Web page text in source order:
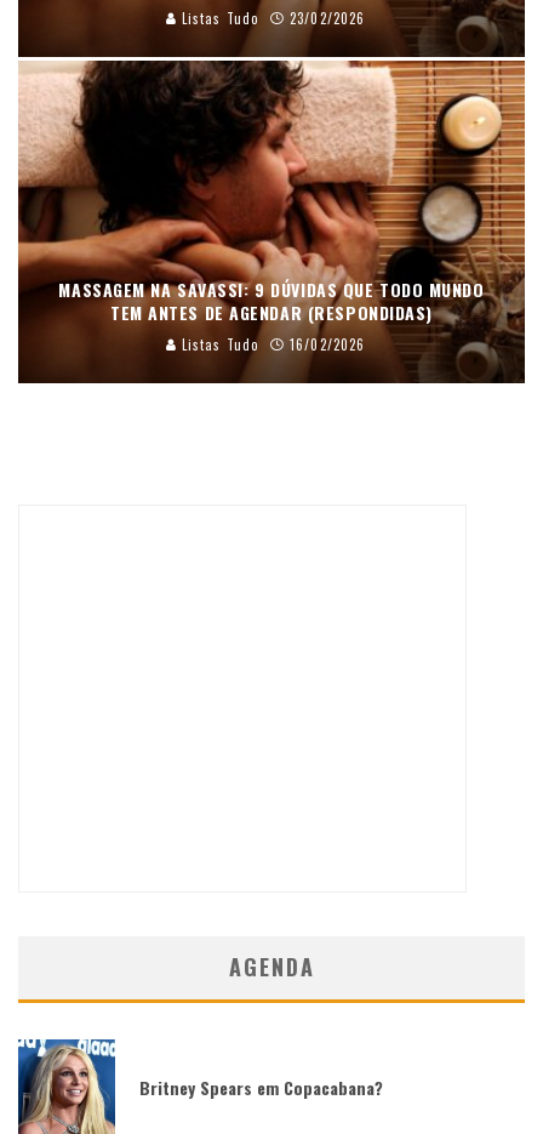
Listas Tudo 23/02/2026
MASSAGEM NA SAVASSI: 9 DÚVIDAS QUE TODO MUNDO
TEM ANTES DE AGENDAR (RESPONDIDAS)
Listas Tudo 16/02/2026
AGENDA
Britney Spears em Copacabana?